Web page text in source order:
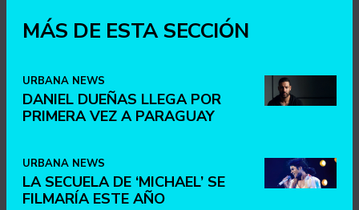
MÁS DE ESTA SECCIÓN
URBANA NEWS
DANIEL DUEÑAS LLEGA POR
PRIMERA VEZ A PARAGUAY
URBANA NEWS
LA SECUELA DE ‘MICHAEL’ SE
FILMARÍA ESTE AÑO